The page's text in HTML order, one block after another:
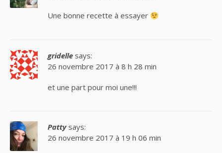
Une bonne recette à essayer
gridelle says:
26 novembre 2017 à 8 h 28 min
et une part pour moi une!!!
Patty says:
26 novembre 2017 à 19 h 06 min